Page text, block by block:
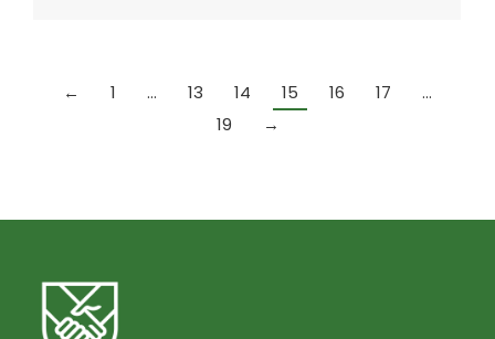
← 1 … 13 14 15 16 17
…
19
→